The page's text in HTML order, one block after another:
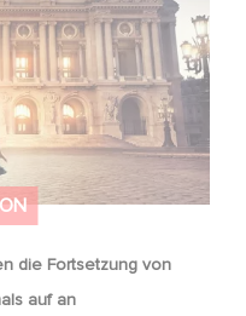
die Fortsetzung von
auf an